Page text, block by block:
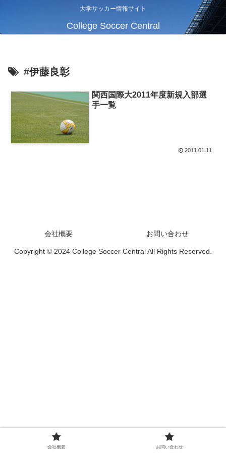
大学サッカー情報サイト
College Soccer Central
#伊藤良彰
関西国際大2011年度新規入部選
手一覧
2011.01.11
会社概要 お問い合わせ
Copyright © 2024 College Soccer Central All Rights Reserved.
会社概要 お問い合わせ